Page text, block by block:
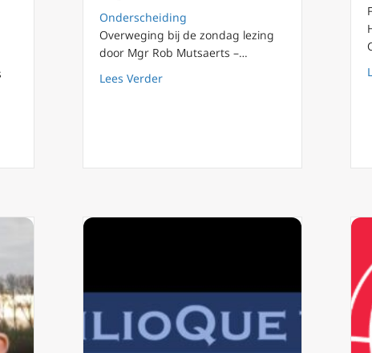
in the deep: Onsterfelijkheid van de ziel, vrijheid, verstand en
Onderscheiding
Overweging bij de zondag lezing
door Mgr Rob Mutsaerts –…
Lees Verderabout Podcast 13 Aanvaard het geloof